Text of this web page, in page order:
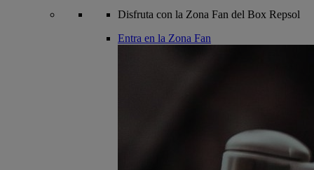
Disfruta con la Zona Fan del Box Repsol
Entra en la Zona Fan